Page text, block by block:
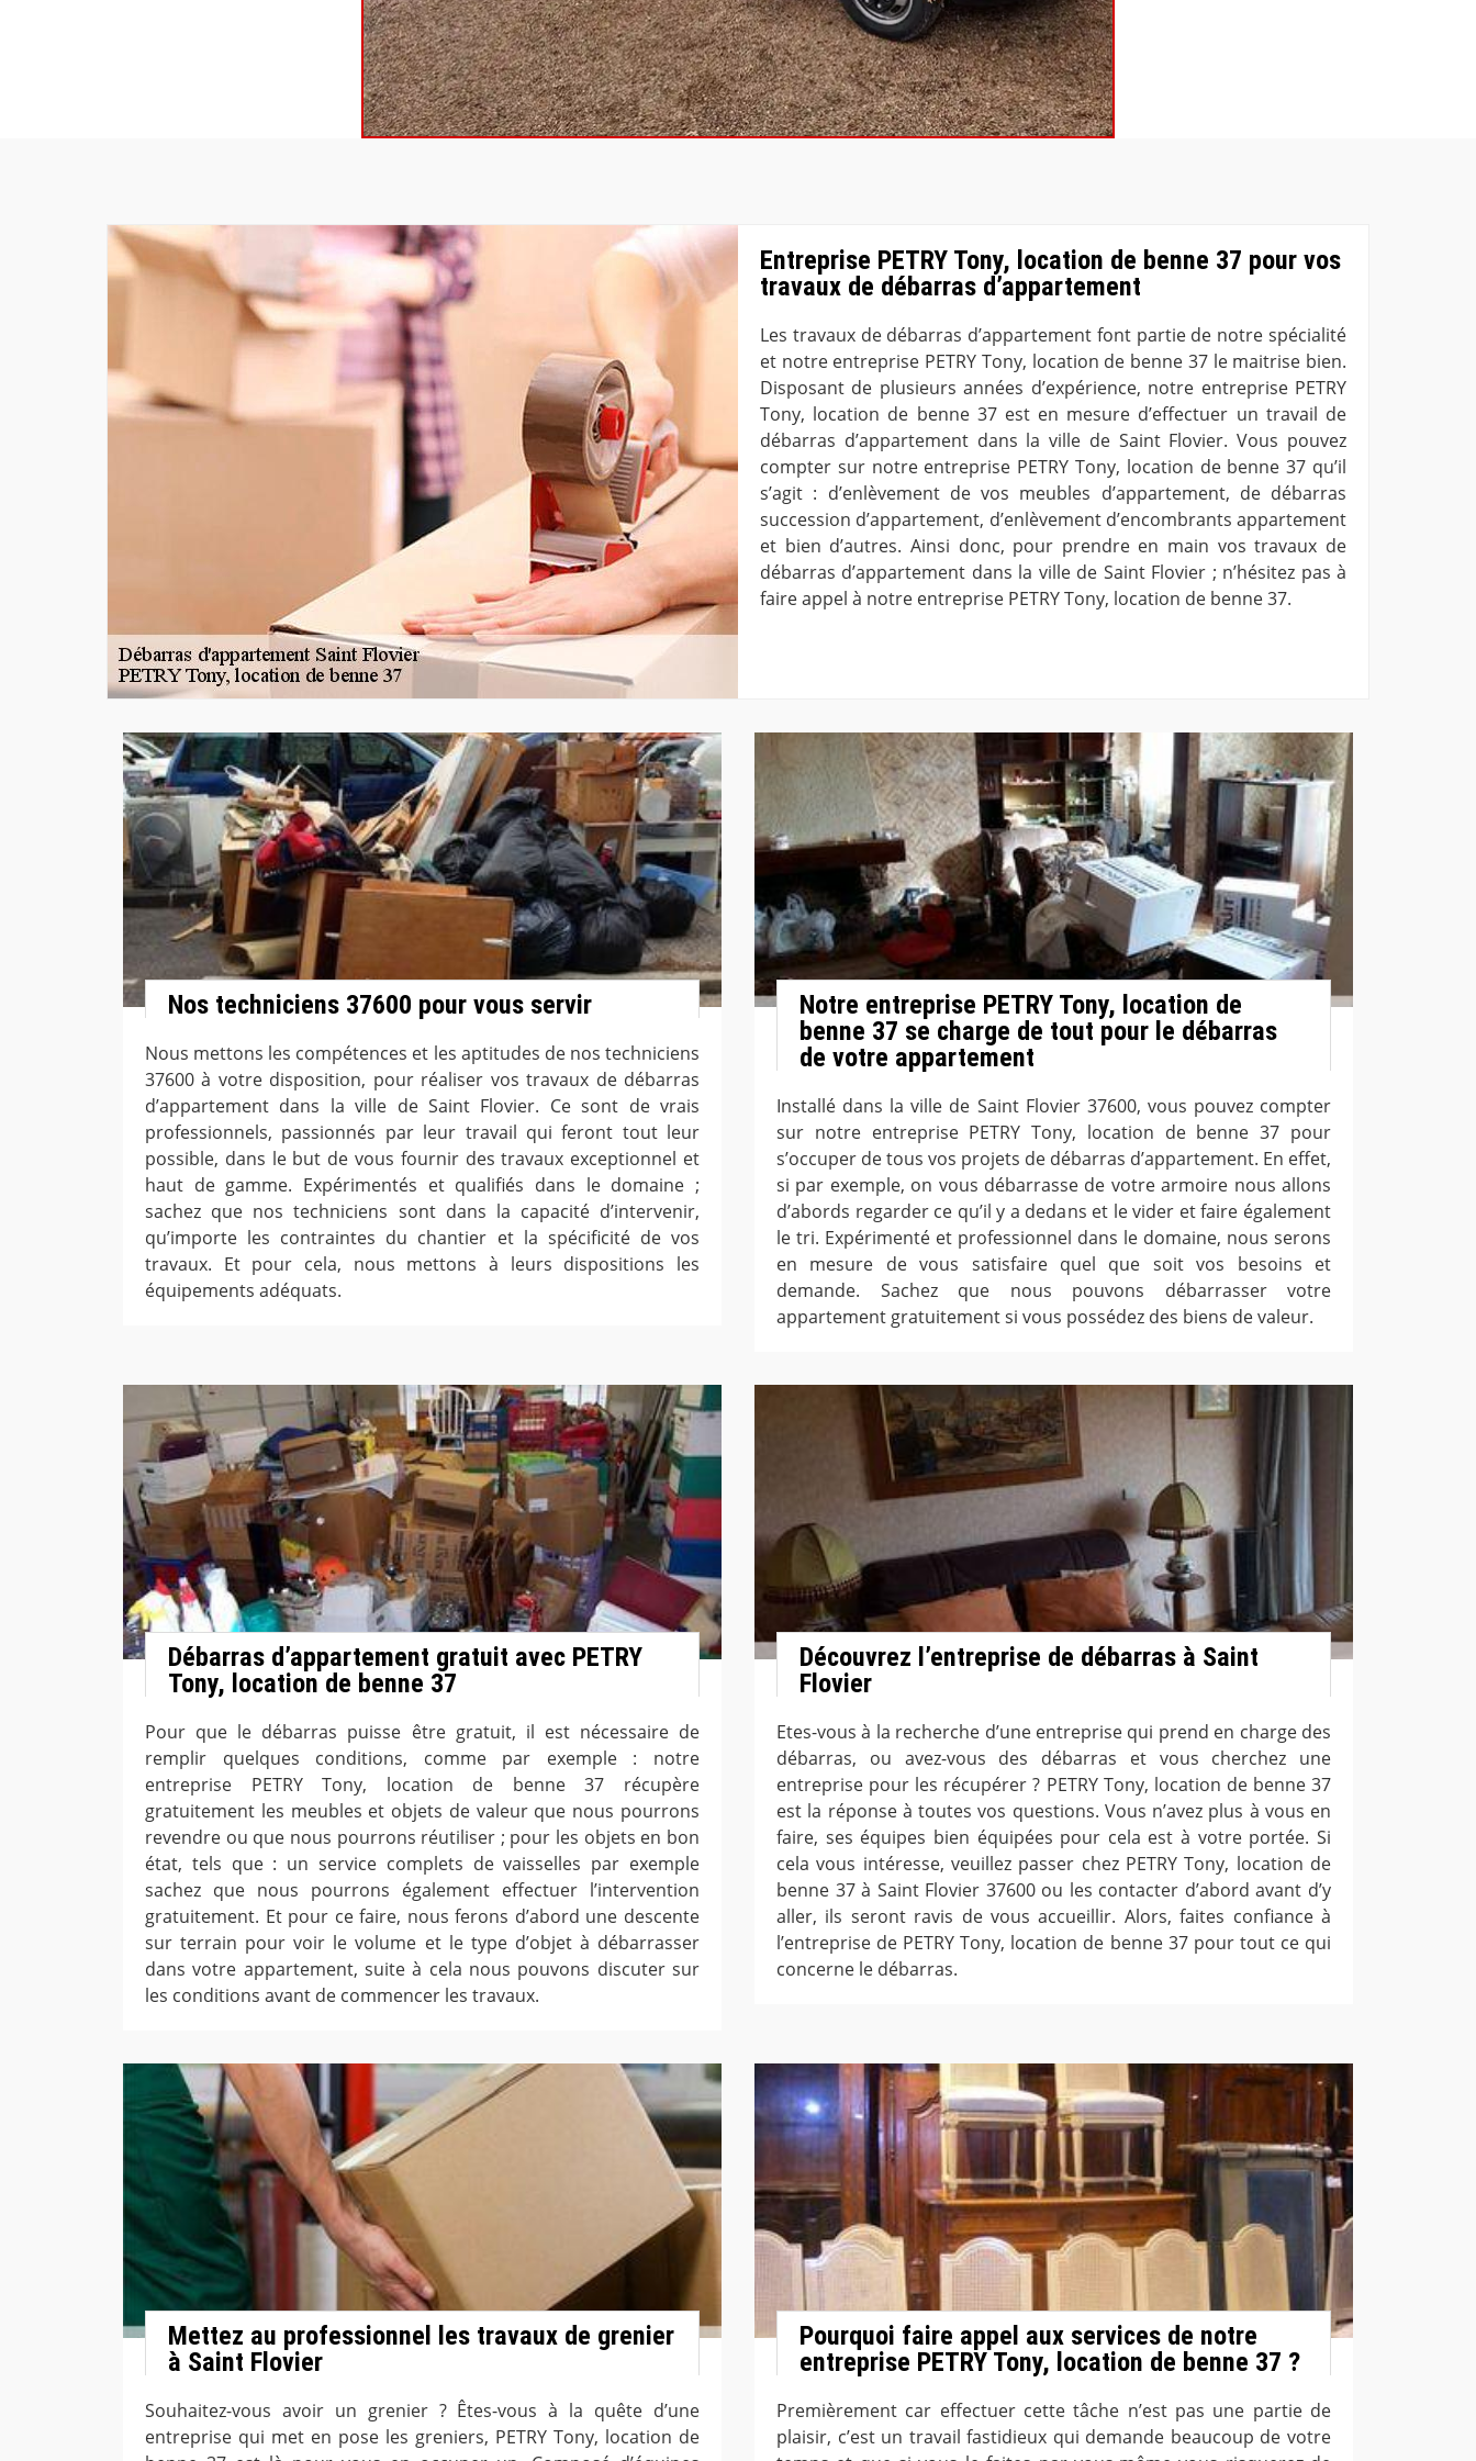
Entreprise PETRY Tony, location de benne 37 pour vos
travaux de débarras d’appartement
Les travaux de débarras d’appartement font partie de notre spécialité
et notre entreprise PETRY Tony, location de benne 37 le maitrise bien.
Disposant de plusieurs années d’expérience, notre entreprise PETRY
Tony, location de benne 37 est en mesure d’effectuer un travail de
débarras d’appartement dans la ville de Saint Flovier. Vous pouvez
compter sur notre entreprise PETRY Tony, location de benne 37 qu’il
s’agit : d’enlèvement de vos meubles d’appartement, de débarras
succession d’appartement, d’enlèvement d’encombrants appartement
et bien d’autres. Ainsi donc, pour prendre en main vos travaux de
débarras d’appartement dans la ville de Saint Flovier ; n’hésitez pas à
faire appel à notre entreprise PETRY Tony, location de benne 37.
Nos techniciens 37600 pour vous servir
Nous mettons les compétences et les aptitudes de nos techniciens
37600 à votre disposition, pour réaliser vos travaux de débarras
d’appartement dans la ville de Saint Flovier. Ce sont de vrais
professionnels, passionnés par leur travail qui feront tout leur
possible, dans le but de vous fournir des travaux exceptionnel et
haut de gamme. Expérimentés et qualifiés dans le domaine ;
sachez que nos techniciens sont dans la capacité d’intervenir,
qu’importe les contraintes du chantier et la spécificité de vos
travaux. Et pour cela, nous mettons à leurs dispositions les
équipements adéquats.
Notre entreprise PETRY Tony, location de
benne 37 se charge de tout pour le débarras
de votre appartement
Installé dans la ville de Saint Flovier 37600, vous pouvez compter
sur notre entreprise PETRY Tony, location de benne 37 pour
s’occuper de tous vos projets de débarras d’appartement. En effet,
si par exemple, on vous débarrasse de votre armoire nous allons
d’abords regarder ce qu’il y a dedans et le vider et faire également
le tri. Expérimenté et professionnel dans le domaine, nous serons
en mesure de vous satisfaire quel que soit vos besoins et
demande. Sachez que nous pouvons débarrasser votre
appartement gratuitement si vous possédez des biens de valeur.
Débarras d’appartement gratuit avec PETRY
Tony, location de benne 37
Pour que le débarras puisse être gratuit, il est nécessaire de
remplir quelques conditions, comme par exemple : notre
entreprise PETRY Tony, location de benne 37 récupère
gratuitement les meubles et objets de valeur que nous pourrons
revendre ou que nous pourrons réutiliser ; pour les objets en bon
état, tels que : un service complets de vaisselles par exemple
sachez que nous pourrons également effectuer l’intervention
gratuitement. Et pour ce faire, nous ferons d’abord une descente
sur terrain pour voir le volume et le type d’objet à débarrasser
dans votre appartement, suite à cela nous pouvons discuter sur
les conditions avant de commencer les travaux.
Découvrez l’entreprise de débarras à Saint
Flovier
Etes-vous à la recherche d’une entreprise qui prend en charge des
débarras, ou avez-vous des débarras et vous cherchez une
entreprise pour les récupérer ? PETRY Tony, location de benne 37
est la réponse à toutes vos questions. Vous n’avez plus à vous en
faire, ses équipes bien équipées pour cela est à votre portée. Si
cela vous intéresse, veuillez passer chez PETRY Tony, location de
benne 37 à Saint Flovier 37600 ou les contacter d’abord avant d’y
aller, ils seront ravis de vous accueillir. Alors, faites confiance à
l’entreprise de PETRY Tony, location de benne 37 pour tout ce qui
concerne le débarras.
Mettez au professionnel les travaux de grenier
à Saint Flovier
Souhaitez-vous avoir un grenier ? Êtes-vous à la quête d’une
entreprise qui met en pose les greniers, PETRY Tony, location de
Pourquoi faire appel aux services de notre
entreprise PETRY Tony, location de benne 37 ?
Premièrement car effectuer cette tâche n’est pas une partie de
plaisir, c’est un travail fastidieux qui demande beaucoup de votre